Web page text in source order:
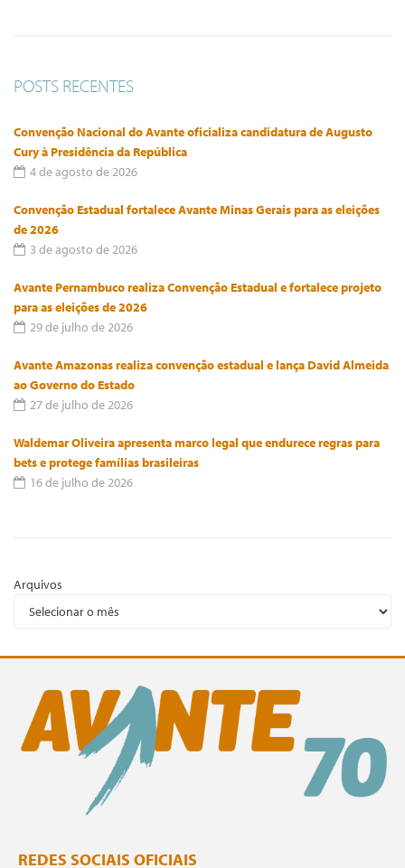
POSTS RECENTES
Convenção Nacional do Avante oficializa candidatura de Augusto
Cury à Presidência da República
4 de agosto de 2026
Convenção Estadual fortalece Avante Minas Gerais para as eleições
de 2026
3 de agosto de 2026
Avante Pernambuco realiza Convenção Estadual e fortalece projeto
para as eleições de 2026
29 de julho de 2026
Avante Amazonas realiza convenção estadual e lança David Almeida
ao Governo do Estado
27 de julho de 2026
Waldemar Oliveira apresenta marco legal que endurece regras para
bets e protege famílias brasileiras
16 de julho de 2026
Arquivos
REDES SOCIAIS OFICIAIS